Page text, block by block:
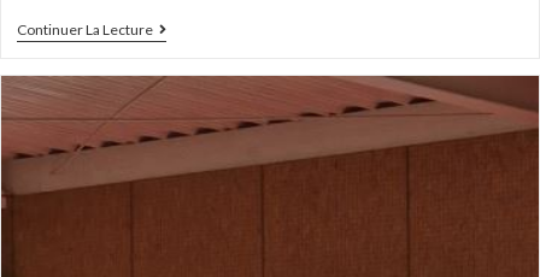
Continuer La Lecture